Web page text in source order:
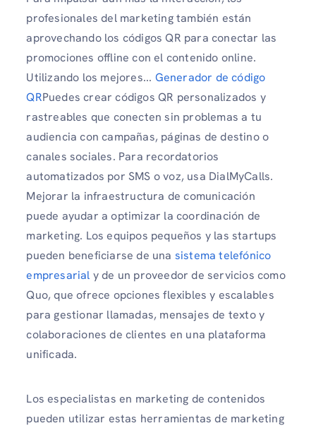
profesionales del marketing también están
aprovechando los códigos QR para conectar las
promociones offline con el contenido online.
Utilizando los mejores... Generador de código
QRPuedes crear códigos QR personalizados y
rastreables que conecten sin problemas a tu
audiencia con campañas, páginas de destino o
canales sociales. Para recordatorios
automatizados por SMS o voz, usa DialMyCalls.
Mejorar la infraestructura de comunicación
puede ayudar a optimizar la coordinación de
marketing. Los equipos pequeños y las startups
pueden beneficiarse de una sistema telefónico
empresarial y de un proveedor de servicios como
Quo, que ofrece opciones flexibles y escalables
para gestionar llamadas, mensajes de texto y
colaboraciones de clientes en una plataforma
unificada.
Los especialistas en marketing de contenidos
pueden utilizar estas herramientas de marketing